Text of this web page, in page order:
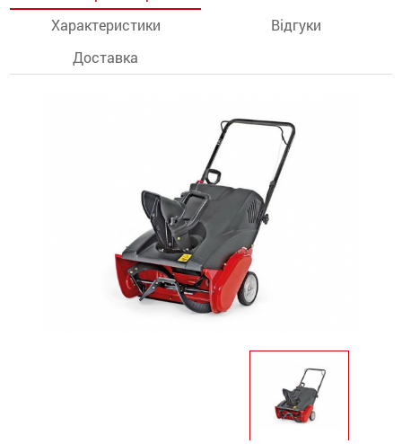
Характеристики
Відгуки
Доставка